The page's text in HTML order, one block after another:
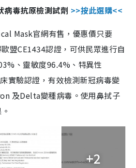
病毒抗原檢測試劑 >>按此選購<<
Mask官網有售，優惠價只要
盟CE1434認證，可供民眾進行自
、靈敏度96.4%、特異性
實驗認證，有效檢測新冠病毒變
及Delta變種病毒。使用鼻拭子
+2